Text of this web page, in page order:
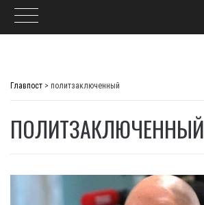
Главпост > политзаключенный
ПОЛИТЗАКЛЮЧЕННЫЙ